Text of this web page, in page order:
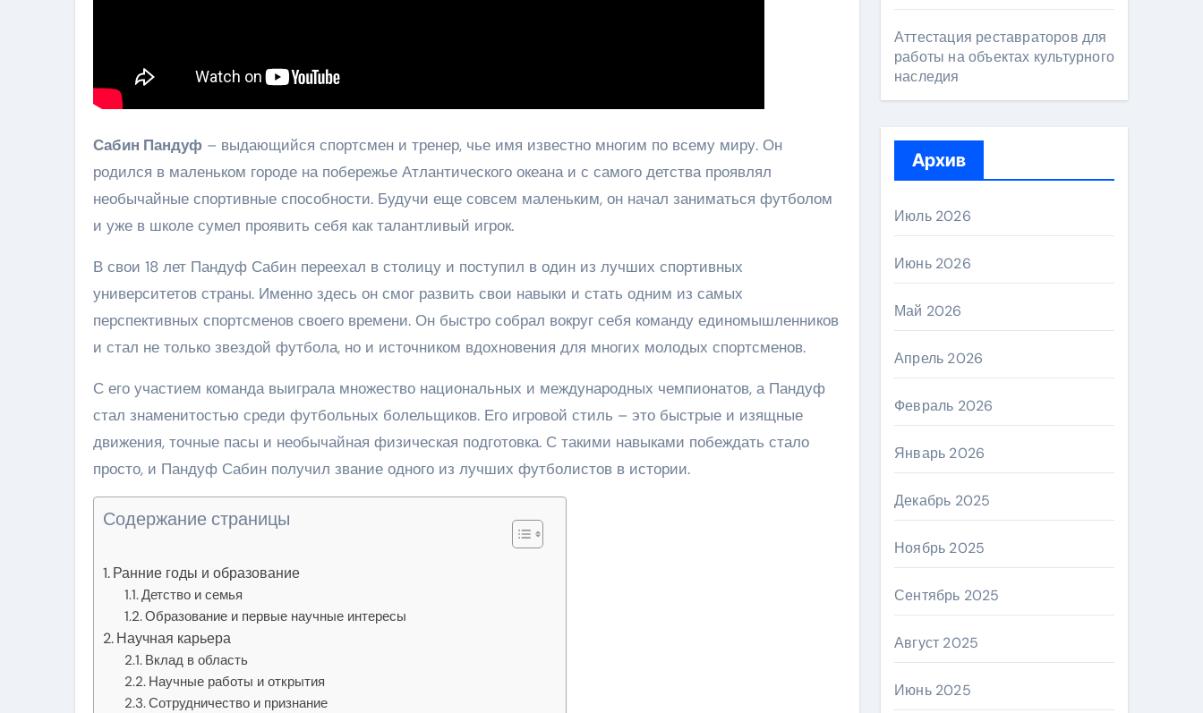
Сабин Пандуф – выдающийся спортсмен и тренер, чье имя известно многим по всему миру. Он
родился в маленьком городе на побережье Атлантического океана и с самого детства проявлял
необычайные спортивные способности. Будучи еще совсем маленьким, он начал заниматься футболом
и уже в школе сумел проявить себя как талантливый игрок.
В свои 18 лет Пандуф Сабин переехал в столицу и поступил в один из лучших спортивных
университетов страны. Именно здесь он смог развить свои навыки и стать одним из самых
перспективных спортсменов своего времени. Он быстро собрал вокруг себя команду единомышленников
и стал не только звездой футбола, но и источником вдохновения для многих молодых спортсменов.
С его участием команда выиграла множество национальных и международных чемпионатов, а Пандуф
стал знаменитостью среди футбольных болельщиков. Его игровой стиль – это быстрые и изящные
движения, точные пасы и необычайная физическая подготовка. С такими навыками побеждать стало
просто, и Пандуф Сабин получил звание одного из лучших футболистов в истории.
Содержание страницы
Ранние годы и образование
Детство и семья
Образование и первые научные интересы
Научная карьера
Вклад в область
Научные работы и открытия
Сотрудничество и признание
Аттестация реставраторов для
работы на объектах культурного
наследия
Архив
Июль 2026
Июнь 2026
Май 2026
Апрель 2026
Февраль 2026
Январь 2026
Декабрь 2025
Ноябрь 2025
Сентябрь 2025
Август 2025
Июнь 2025